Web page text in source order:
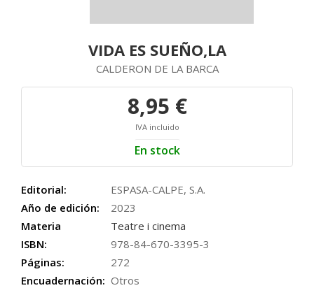
VIDA ES SUEÑO,LA
CALDERON DE LA BARCA
8,95 €
IVA incluido
En stock
Editorial:
ESPASA-CALPE, S.A.
Año de edición:
2023
Materia
Teatre i cinema
ISBN:
978-84-670-3395-3
Páginas:
272
Encuadernación: Otros